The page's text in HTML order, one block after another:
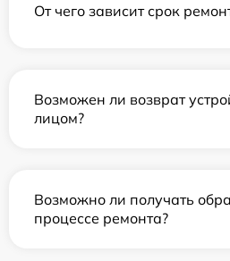
От чего зависит срок
Возможен ли возврат
лицом?
Возможно ли получать
процессе ремонта?